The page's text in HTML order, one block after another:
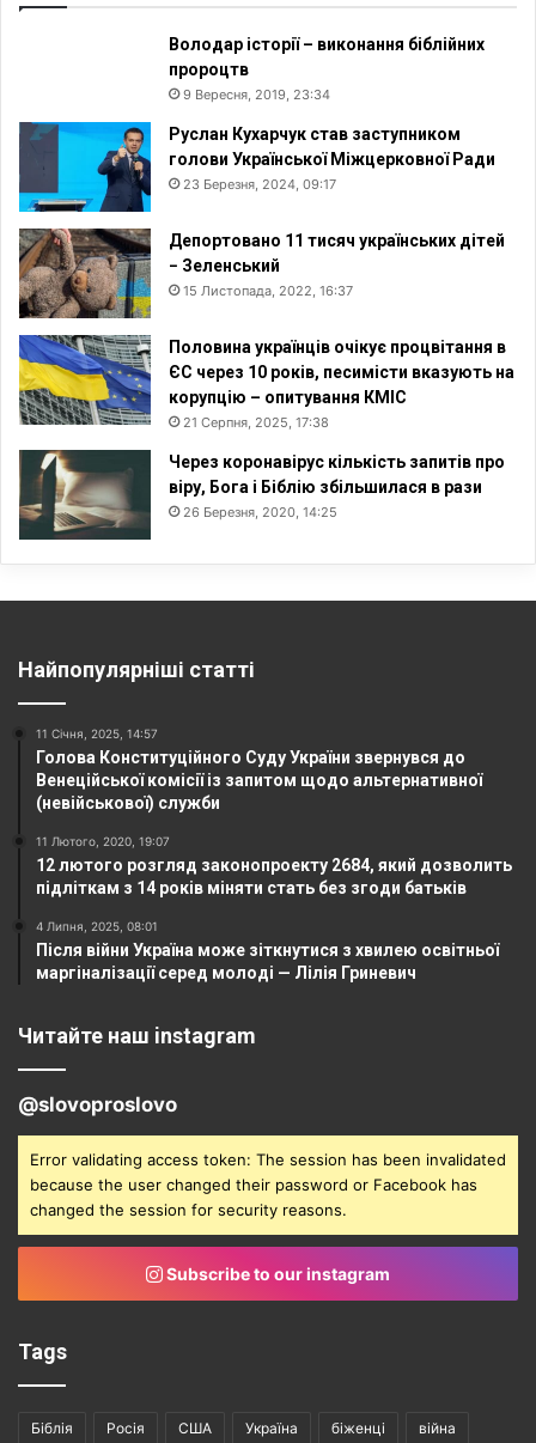
Володар історії – виконання біблійних
пророцтв
9 Вересня, 2019, 23:34
Руслан Кухарчук став заступником
голови Української Міжцерковної Ради
23 Березня, 2024, 09:17
Депортовано 11 тисяч українських дітей
− Зеленський
15 Листопада, 2022, 16:37
Половина українців очікує процвітання в
ЄС через 10 років, песимісти вказують на
корупцію – опитування КМІС
21 Серпня, 2025, 17:38
Через коронавірус кількість запитів про
віру, Бога і Біблію збільшилася в рази
26 Березня, 2020, 14:25
Найпопулярніші статті
11 Січня, 2025, 14:57
Голова Конституційного Суду України звернувся до
Венеційської комісії із запитом щодо альтернативної
(невійськової) служби
11 Лютого, 2020, 19:07
12 лютого розгляд законопроекту 2684, який дозволить
підліткам з 14 років міняти стать без згоди батьків
4 Липня, 2025, 08:01
Після війни Україна може зіткнутися з хвилею освітньої
маргіналізації серед молоді — Лілія Гриневич
Читайте наш instagram
@slovoproslovo
Error validating access token: The session has been invalidated
because the user changed their password or Facebook has
changed the session for security reasons.
Subscribe to our instagram
Tags
Біблія Росія США Україна біженці війна